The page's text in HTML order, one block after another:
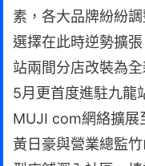
素，各大品牌紛紛
選擇在此時逆勢擴
站兩間分店改裝為
5月更首度進駐九龍
MUJI com網絡擴展
黃日豪與營業總監